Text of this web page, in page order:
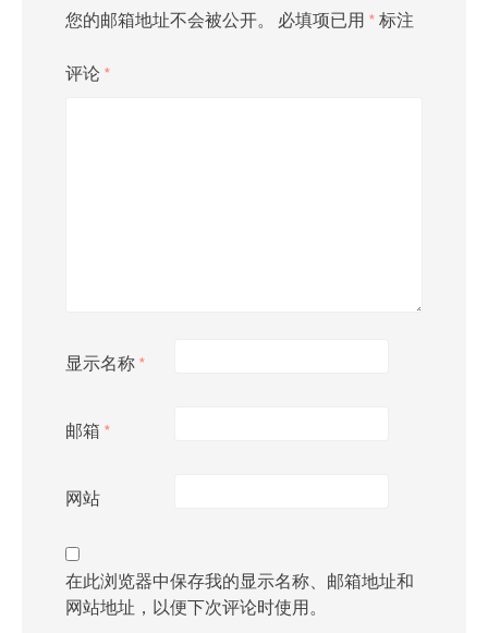
您的邮箱地址不会被公开。 必填项已用 * 标注
评论 *
显示名称 *
邮箱 *
网站
在此浏览器中保存我的显示名称、邮箱地址和
网站地址，以便下次评论时使用。